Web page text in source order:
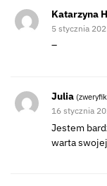
Katarzyna
5 stycznia
–
Julia
16 stycznia
Jestem
warta